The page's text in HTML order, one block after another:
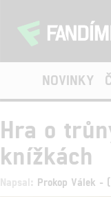
NOVINKY
Hra o
knížkách
Napsal: Prokop Válek -